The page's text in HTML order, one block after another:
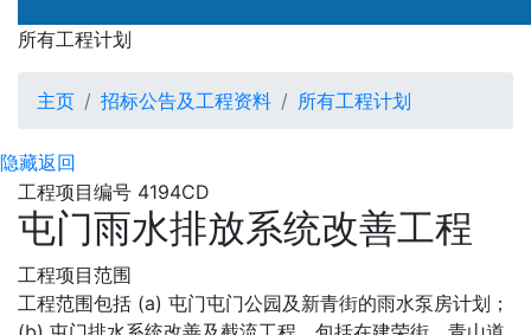
所有工程计划
主页 招标公告及工程资料 所有工程计划
隐藏返回
工程项目编号 4194CD
屯门雨水排放系统改善工程
工程项目范围
工程范围包括 (a) 屯门屯门公园及新青街的雨水泵房计划；